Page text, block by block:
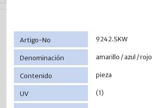
9242.SKW
amarillo / azul / rojo
pieza
(1)